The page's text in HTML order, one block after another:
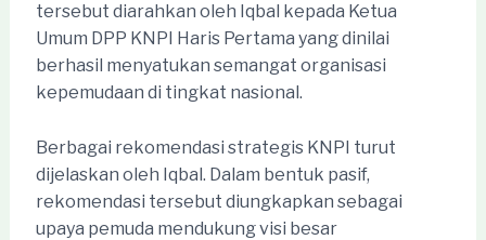
tersebut diarahkan oleh Iqbal kepada Ketua
Umum DPP KNPI Haris Pertama yang dinilai
berhasil menyatukan semangat organisasi
kepemudaan di tingkat nasional.
Berbagai rekomendasi strategis KNPI turut
dijelaskan oleh Iqbal. Dalam bentuk pasif,
rekomendasi tersebut diungkapkan sebagai
upaya pemuda mendukung visi besar